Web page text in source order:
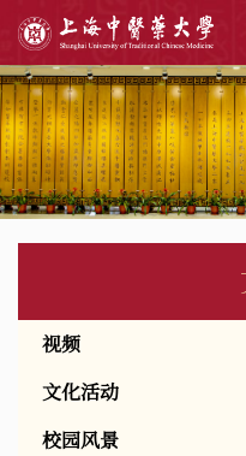
视频
文化活动
校园风景